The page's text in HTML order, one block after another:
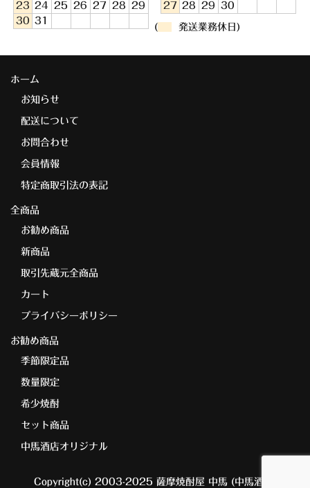
23 24 25 26 27 28
29
30 31
27 28 29 30
( 発送業務休日)
ホーム
お知らせ
配送について
お問合わせ
会員情報
特定商取引法の表記
全商品
お勧め商品
新商品
取引先蔵元全商品
カート
プライバシーポリシー
お勧め商品
季節限定品
数量限定
希少焼酎
セット商品
中馬酒店オリジナル
Copyright(c) 2003-2025 薩摩焼酎屋 中馬 (中馬酒店)